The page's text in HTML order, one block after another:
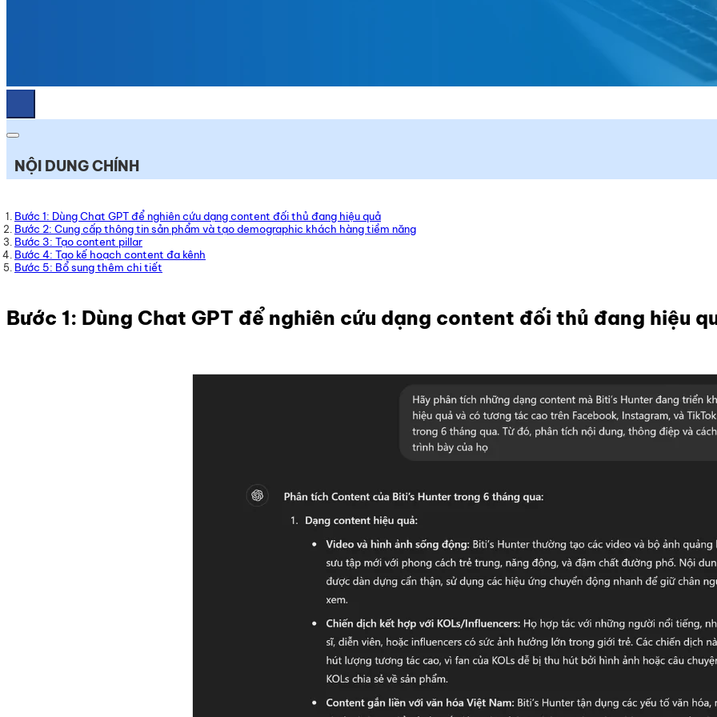
NỘI DUNG CHÍNH
Bước 1: Dùng Chat GPT để nghiên cứu dạng content đối thủ đang hiệu quả
Bước 2: Cung cấp thông tin sản phẩm và tạo demographic khách hàng tiềm năng
Bước 3: Tạo content pillar
Bước 4: Tạo kế hoạch content đa kênh
Bước 5: Bổ sung thêm chi tiết
Bước 1: Dùng Chat GPT để nghiên cứu dạng content đối thủ đang hiệu